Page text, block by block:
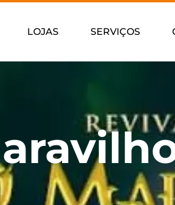
LOJAS SERVIÇOS